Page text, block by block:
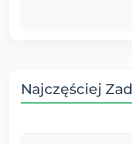
Najczęściej